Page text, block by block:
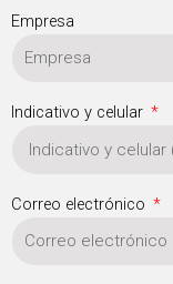
Empresa
Indicativo y celular
Correo electrónico